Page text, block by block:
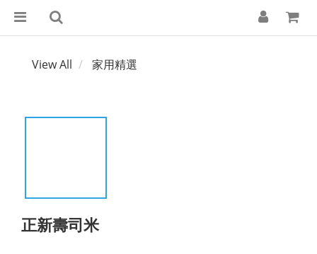
View All 家用精選
正新壽司米